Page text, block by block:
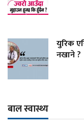
युरिक
नखाने ?
बाल स्वास्थ्य